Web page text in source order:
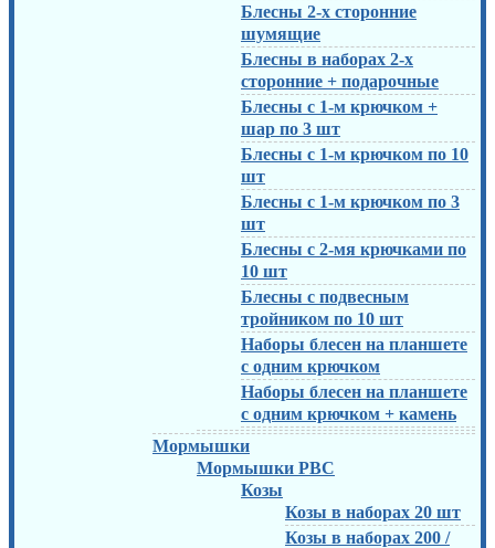
Блесны 2-х сторонние
шумящие
Блесны в наборах 2-х
сторонние + подарочные
Блесны с 1-м крючком +
шар по 3 шт
Блесны с 1-м крючком по 10
шт
Блесны с 1-м крючком по 3
шт
Блесны с 2-мя крючками по
10 шт
Блесны с подвесным
тройником по 10 шт
Наборы блесен на планшете
с одним крючком
Наборы блесен на планшете
с одним крючком + камень
Мормышки
Мормышки РВС
Козы
Козы в наборах 20 шт
Козы в наборах 200 /